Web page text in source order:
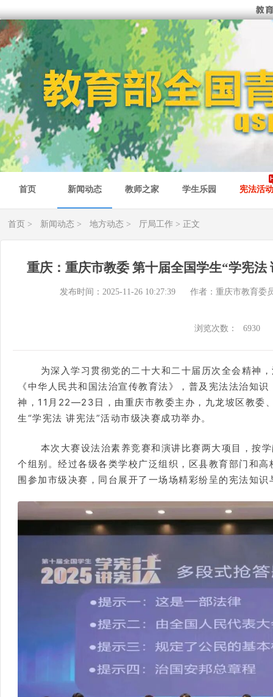
首页 新闻动态 教师之家 学生乐园 宪法活动
首页 > 新闻动态 > 地方动态 > 厅局工作 > 正文
重庆：重庆市教委 第十届全国学生“学宪法
发布时间：2025-11-26 10:27:39 作者：重庆市教育委
浏览次数： 6930
为深入学习贯彻党的二十大和二十届历次全会精神
《中华人民共和国法治宣传教育法》，普及宪法法治知
神，11月22—23日，由重庆市教委主办，九龙坡区教委
生“学宪法 讲宪法”活动市级决赛成功举办。
本次大赛设法治素养竞赛和演讲比赛两大项目，按
个组别。经过各级各类学校广泛组织，区县教育部门和
围参加市级决赛，同台展开了一场场精彩纷呈的宪法知